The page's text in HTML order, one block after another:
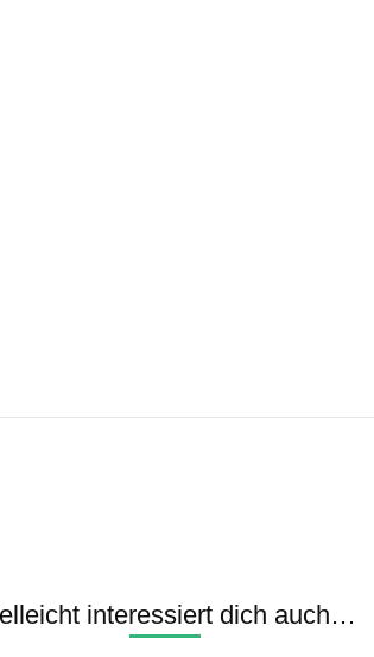
interessiert dich auch…